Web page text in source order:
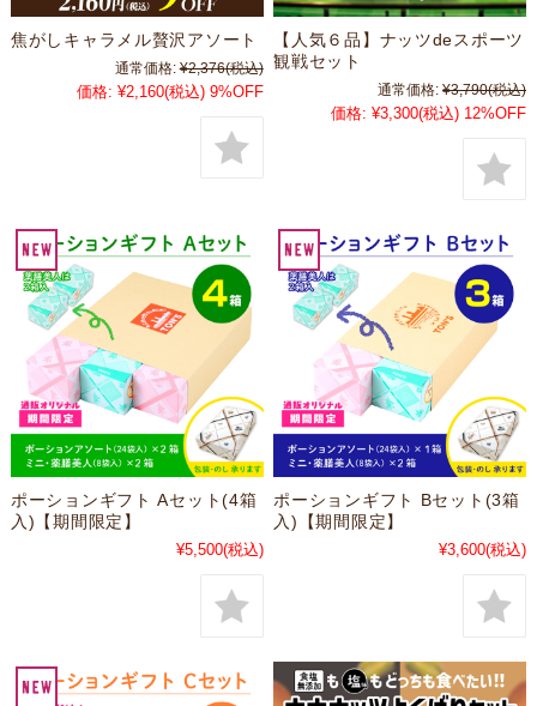
焦がしキャラメル贅沢アソート
通常価格: ¥2,376(税込)
価格: ¥2,160(税込) 9%OFF
【人気６品】ナッツdeスポーツ
観戦セット
通常価格: ¥3,790(税込)
価格: ¥3,300(税込) 12%OFF
ポーションギフト Aセット(4箱
入)【期間限定】
¥5,500(税込)
ポーションギフト Bセット(3箱
入)【期間限定】
¥3,600(税込)